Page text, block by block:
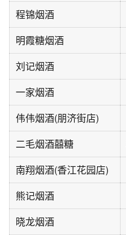
程锦烟酒
明霞糖烟酒
刘记烟酒
一家烟酒
伟伟烟酒(朋济街店)
二毛烟酒囍糖
南翔烟酒(香江花园店)
熊记烟酒
晓龙烟酒